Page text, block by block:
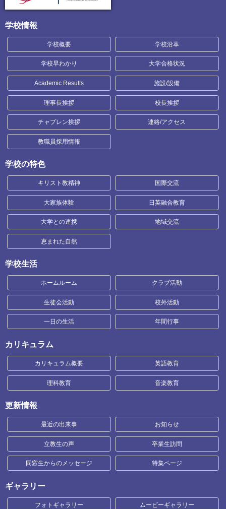
学校情報
学校概要 学校沿革
学校早わかり 大学合格状況
Academic Results 施設/設備
理事長挨拶 校長挨拶
チャプレン挨拶 連絡/アクセス
教職員採用情報
学校の特色
キリスト教精神 国際交流
大家族体験 日英融合教育
大学との連携 地域交流
恵まれた自然
学校生活
ホームルーム クラブ活動
生徒会活動 校外活動
一日の生活 年間行事
カリキュラム
カリキュラム概要 英語教育
理科教育 音楽教育
更新情報
最近の出来事 お知らせ
立教生の声 卒業生訪問
同窓生からのメッセージ 特集ページ
ギャラリー
フォトギャラリー ムービーギャラリー